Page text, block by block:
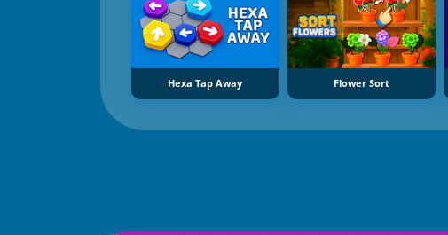
Hexa Tap Away Flower Sort